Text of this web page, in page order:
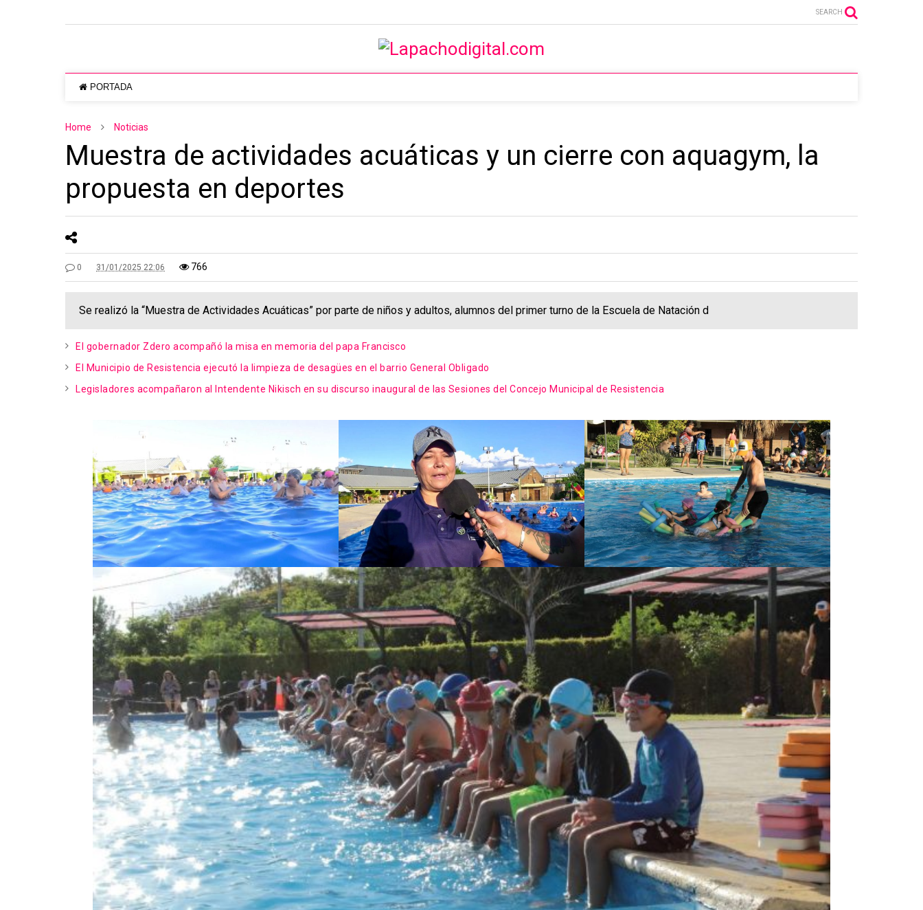
SEARCH
PORTADA
Home Noticias
Muestra de actividades acuáticas y un cierre con aquagym, la
propuesta en deportes
0 31/01/2025 22:06 766
Se realizó la “Muestra de Actividades Acuáticas” por parte de niños y adultos, alumnos del primer turno de la Escuela de Natación d
El gobernador Zdero acompañó la misa en memoria del papa Francisco
El Municipio de Resistencia ejecutó la limpieza de desagües en el barrio General Obligado
Legisladores acompañaron al Intendente Nikisch en su discurso inaugural de las Sesiones del Concejo Municipal de Resistencia